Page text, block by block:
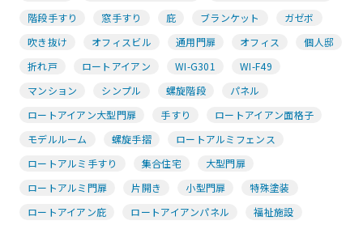
階段手すり
窓手すり 庇 ブランケット
ガゼボ
吹き抜け
オフィスビル 通用門扉 オフィス
個人邸
折れ戸
ロートアイアン WI-G301
WI-F49
マンション
シンプル 螺旋階段
パネル
ロートアイアン大型門扉
手すり
ロートアイアン面格子
モデルルーム
螺旋手摺
ロートアルミフェンス
ロートアルミ手すり
集合住宅
大型門扉
ロートアルミ門扉
片開き 小型門扉
特殊塗装
ロートアイアン庇
ロートアイアンパネル
福祉施設